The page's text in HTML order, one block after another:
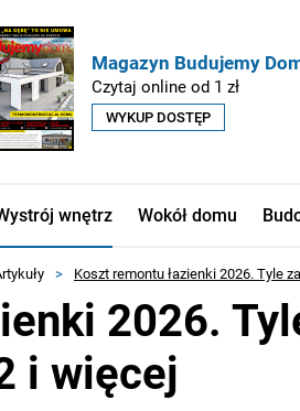
Magazyn Budujemy
Czytaj online od 1 zł
WYKUP DOSTĘP
wnętrz Wokół domu
> Koszt remontu łazienki 2026. Tyle
2026.
i więcej